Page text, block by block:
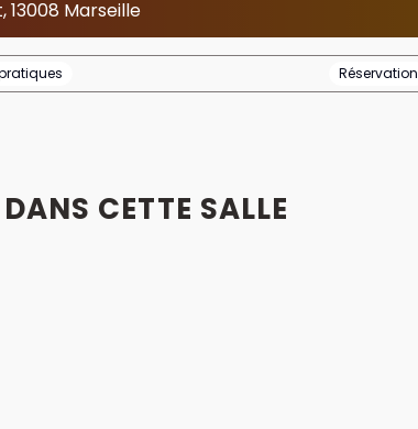
13008 Marseille
Réservation
CETTE SALLE